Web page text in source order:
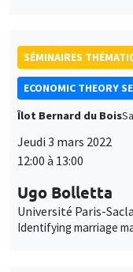
SÉMINAIRES
ECONOMIC THEORY
Îlot Bernard du Bois
Jeudi 3 mars 2022
12:00 à 13:00
Ugo Bolletta
Université Paris-
Identifying marriage